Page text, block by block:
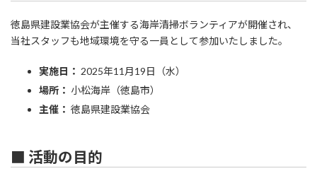
徳島県建設業協会が主催する海岸清掃ボランティアが開催され、
当社スタッフも地域環境を守る一員として参加いたしました。
実施日： 2025年11月19日（水）
場所： 小松海岸（徳島市）
主催： 徳島県建設業協会
■ 活動の目的